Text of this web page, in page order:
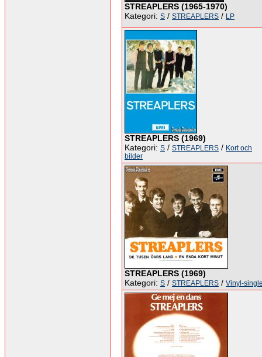
STREAPLERS (1965-1970)
Kategori: S / STREAPLERS / LP
STREAPLERS (1969)
Kategori: S / STREAPLERS / Kort och
bilder
STREAPLERS (1969)
Kategori: S / STREAPLERS / Vinyl-